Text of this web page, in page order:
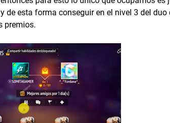
de esta forma conseguir en el nivel 3 del
premios.